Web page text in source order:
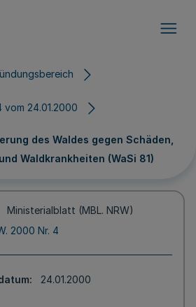
vom 24.01.2000
des Waldes gegen Schäden,
Waldkrankheiten (WaSi 81)
Ministerialblatt (MBL. NRW)
2000 Nr. 4
24.01.2000